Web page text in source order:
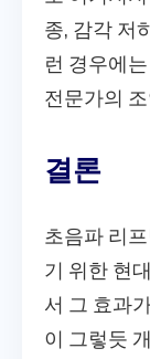
종, 감각 저
런 경우에
전문가의
결론
초음파 리
기 위한 현
서 그 효과
이 그렇듯